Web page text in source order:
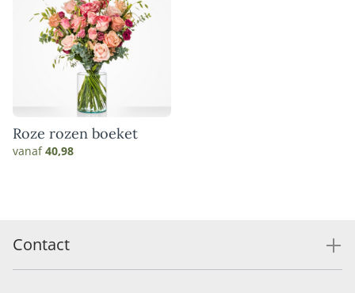
Roze rozen boeket
vanaf40,98
Contact